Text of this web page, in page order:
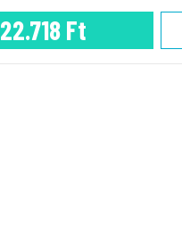
22.718 Ft